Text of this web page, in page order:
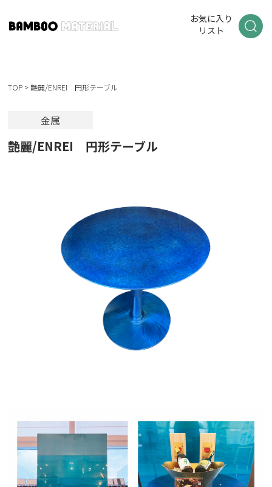
お気に入り
リスト
TOP >艶麗/ENREI 円形テーブル
金属
艶麗/ENREI 円形テーブル